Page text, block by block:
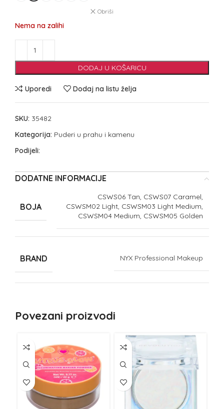
Obriši
Nema na zalihi
DODAJ U KOŠARICU
Uporedi Dodaj na listu želja
SKU: 35482
Kategorija: Puderi u prahu i kamenu
Podijeli:
DODATNE INFORMACIJE
BOJA
CSWS06 Tan, CSWS07 Caramel,
CSWSM02 Light, CSWSM03 Light Medium,
CSWSM04 Medium, CSWSM05 Golden
BRAND NYX Professional Makeup
Povezani proizvodi